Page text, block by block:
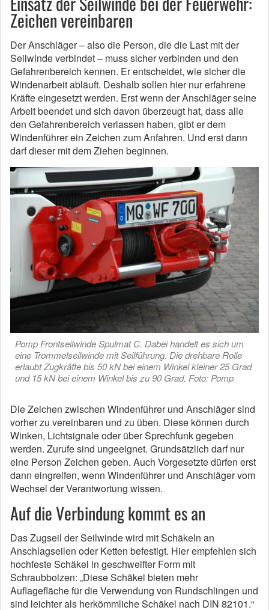
Zeichen vereinbaren
Der Anschläger – also die Person, die die Last mit der
Seilwinde verbindet – muss sicher verbinden und den
Gefahrenbereich kennen. Er entscheidet, wie sicher die
Windenarbeit abläuft. Deshalb sollen hier nur erfahrene
Kräfte eingesetzt werden. Erst wenn der Anschläger seine
Arbeit beendet und sich davon überzeugt hat, dass alle
den Gefahrenbereich verlassen haben, gibt er dem
Windenführer ein Zeichen zum Anfahren. Und erst dann
darf dieser mit dem Ziehen beginnen.
Pomp Frontseilwinde Spulmat C. Dabei handelt es sich um
eine Trommelseilwinde mit Seilführung. Die drehbare Rolle
erlaubt Zugkräfte bis 50 kN bei einem Winkel kleiner 25 Grad
und 15 kN bei einem Winkel bis zu 90 Grad. Foto: Pomp
Die Zeichen zwischen Windenführer und Anschläger sind
vorher zu vereinbaren und zu üben. Diese können durch
Winken, Lichtsignale oder über Sprechfunk gegeben
werden. Zurufe sind ungeeignet. Grundsätzlich darf nur
eine Person Zeichen geben. Auch Vorgesetzte dürfen erst
dann eingreifen, wenn Windenführer und Anschläger vom
Wechsel der Verantwortung wissen.
Auf die Verbindung kommt es an
Das Zugseil der Seilwinde wird mit Schäkeln an
Anschlagseilen oder Ketten befestigt. Hier empfehlen sich
hochfeste Schäkel in geschweifter Form mit
Schraubbolzen: „Diese Schäkel bieten mehr
Auflagefläche für die Verwendung von Rundschlingen und
sind leichter als herkömmliche Schäkel nach DIN 82101.“